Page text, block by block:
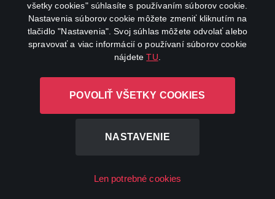
všetky cookies" súhlasíte s používaním súborov cookie.
Nastavenia súborov cookie môžete zmeniť kliknutím na
tlačidlo "Nastavenia". Svoj súhlas môžete odvolať alebo
spravovať a viac informácií o používaní súborov cookie
nájdeteTU
POVOLIŤ VŠETKY COOKIES
NASTAVENIE
Len potrebné cookies
Canal+ Luxembourg S. à r.l. so sídlom Rue Albert Borschette 4,